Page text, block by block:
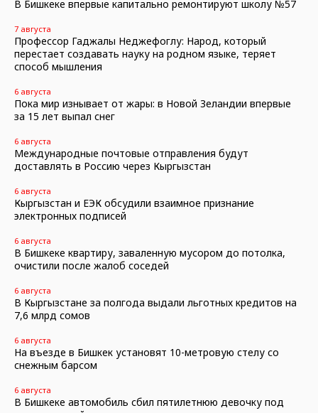
В Бишкеке впервые капитально ремонтируют школу №57
7 августа
Профессор Гаджалы Неджефоглу: Народ, который
перестает создавать науку на родном языке, теряет
способ мышления
6 августа
Пока мир изнывает от жары: в Новой Зеландии впервые
за 15 лет выпал снег
6 августа
Международные почтовые отправления будут
доставлять в Россию через Кыргызстан
6 августа
Кыргызстан и ЕЭК обсудили взаимное признание
электронных подписей
6 августа
В Бишкеке квартиру, заваленную мусором до потолка,
очистили после жалоб соседей
6 августа
В Кыргызстане за полгода выдали льготных кредитов на
7,6 млрд сомов
6 августа
На въезде в Бишкек установят 10-метровую стелу со
снежным барсом
6 августа
В Бишкеке автомобиль сбил пятилетнюю девочку под